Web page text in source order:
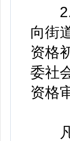
2.
向街
资格
委社
资格
凡